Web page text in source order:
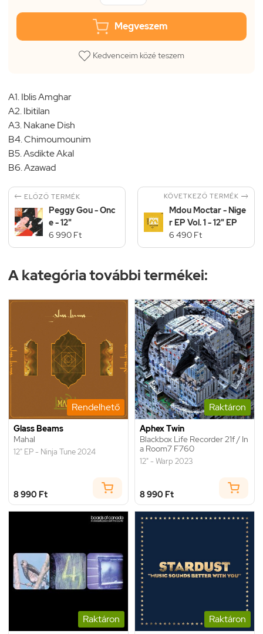
Megveszem
Kedvenceim közé teszem
A1. Iblis Amghar
A2. Ibitilan
A3. Nakane Dish
B4. Chimoumounim
B5. Asdikte Akal
B6. Azawad
 ELŐZŐ TERMÉK
Peggy Gou - Onc
e - 12"
6 990 Ft
KÖVETKEZŐ TERMÉK 
Mdou Moctar - Nige
r EP Vol. 1 - 12" EP
6 490 Ft
A kategória további termékei:
Rendelhető
Glass Beams
Mahal
12" EP - Ninja Tune 2024
8 990 Ft
Raktáron
Aphex Twin
Blackbox Life Recorder 21f / In
a Room7 F760
12" - Warp 2023
8 990 Ft
Raktáron Raktáron